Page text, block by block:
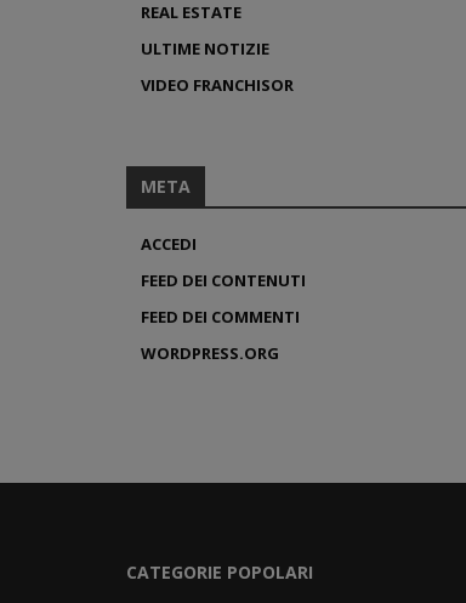
REAL ESTATE
ULTIME NOTIZIE
VIDEO FRANCHISOR
META
ACCEDI
FEED DEI CONTENUTI
FEED DEI COMMENTI
WORDPRESS.ORG
CATEGORIE POPOLARI